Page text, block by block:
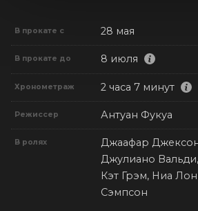
В прокате с 28 мая
В прокате до 8 июля
Хронометраж 2 часа 7 минут
Режиссер Антуан Фукуа
В ролях
Джаафар
Джулиано
Кэт Грэм, Ниа
Сэмпсон